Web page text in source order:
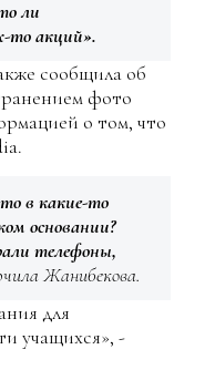
ли
то акций».
сообщила об
фото
о том, что
в какие-то
основании?
телефоны,
Жанибекова.
для
учащихся», -